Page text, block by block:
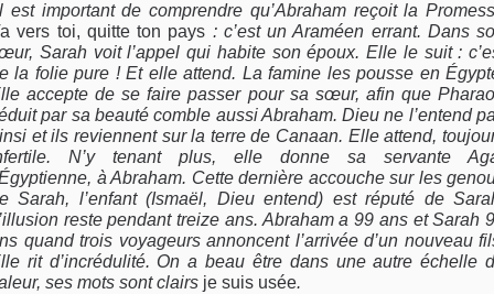
est important de comprendre qu’Abraham reçoit la
vers toi, quitte ton pays : c’est un Araméen errant. Dans
Sarah voit l’appel qui habite son époux. Elle le suit :
la folie pure ! Et elle attend. La famine les pousse en
accepte de se faire passer pour sa sœur, afin que
par sa beauté comble aussi Abraham. Dieu ne l’entend
et ils reviennent sur la terre de Canaan. Elle attend,
N’y tenant plus, elle donne sa servante
à Abraham. Cette dernière accouche sur les
Sarah, l’enfant (Ismaël, Dieu entend) est réputé de
reste pendant treize ans. Abraham a 99 ans et Sarah
quand trois voyageurs annoncent l’arrivée d’un nouveau
rit d’incrédulité. On a beau être dans une autre échelle
ses mots sont clairs je suis usée.